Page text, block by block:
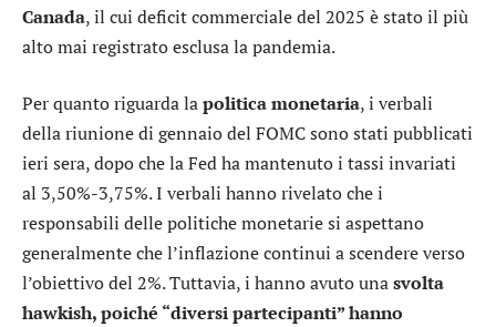
Canada, il cui deficit commerciale del 2025 è stato il più
alto mai registrato esclusa la pandemia.
Per quanto riguarda lapolitica monetaria, i verbali
della riunione di gennaio del FOMC sono stati pubblicati
ieri sera, dopo che la Fed ha mantenuto i tassi invariati
al 3,50%-3,75%. I verbali hanno rivelato che i
responsabili delle politiche monetarie si aspettano
generalmente che l’inflazione continui a scendere verso
l’obiettivo del 2%. Tuttavia, i hanno avuto unasvolta
hawkish, poiché “diversi partecipanti” hanno